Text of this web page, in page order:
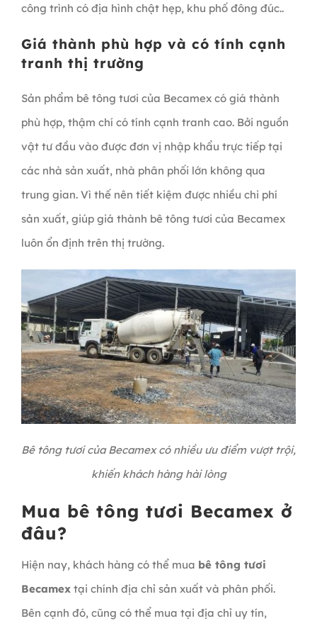
công trình có địa hình chật hẹp, khu phố đông đúc..
Giá thành phù hợp và có tính cạnh
tranh thị trường
Sản phẩm bê tông tươi của Becamex có giá thành
phù hợp, thậm chí có tính cạnh tranh cao. Bởi nguồn
vật tư đầu vào được đơn vị nhập khẩu trực tiếp tại
các nhà sản xuất, nhà phân phối lớn không qua
trung gian. Vì thế nên tiết kiệm được nhiều chi phí
sản xuất, giúp giá thành bê tông tươi của Becamex
luôn ổn định trên thị trường.
Bê tông tươi của Becamex có nhiều ưu điểm vượt trội,
khiến khách hàng hài lòng
Mua bê tông tươi Becamex ở
đâu?
Hiện nay, khách hàng có thể mua bê tông tươi
Becamextại chính địa chỉ sản xuất và phân phối.
Bên cạnh đó, cũng có thể mua tại địa chỉ uy tín,